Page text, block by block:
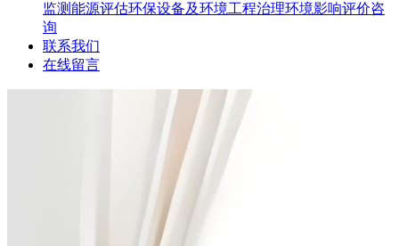
监测能源评估环保设备及环境工程治理环境影响评价咨
询
联系我们
在线留言